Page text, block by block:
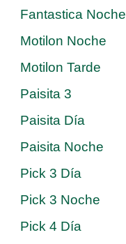
Fantastica Noche
Motilon Noche
Motilon Tarde
Paisita 3
Paisita Día
Paisita Noche
Pick 3 Día
Pick 3 Noche
Pick 4 Día